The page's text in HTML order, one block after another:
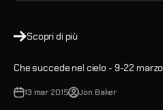
Scopri di più
Che succede nel cielo - 9-22 marzo
13 mar 2015 Jon Baker